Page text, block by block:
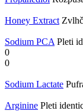
Honey Extract
Sodium PCA Pleti
0
0
Sodium Lactate
Arginine Pleti